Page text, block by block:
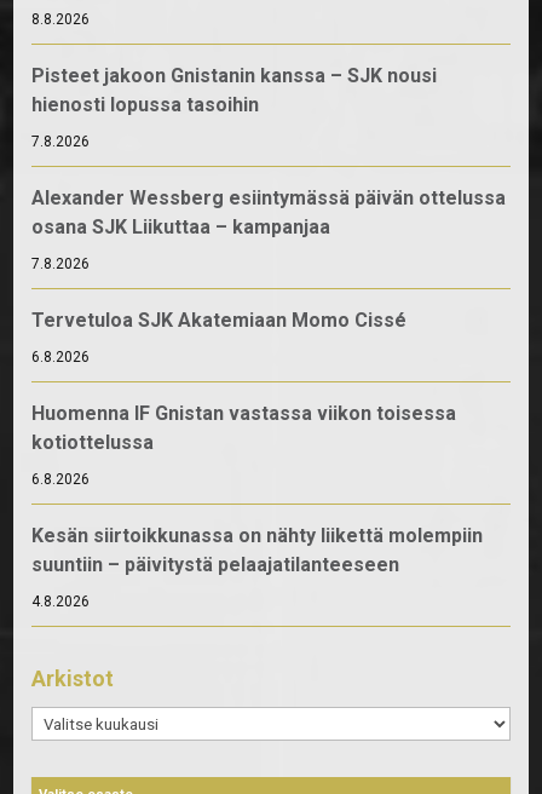
8.8.2026
Pisteet jakoon Gnistanin kanssa – SJK nousi
hienosti lopussa tasoihin
7.8.2026
Alexander Wessberg esiintymässä päivän ottelussa
osana SJK Liikuttaa – kampanjaa
7.8.2026
Tervetuloa SJK Akatemiaan Momo Cissé
6.8.2026
Huomenna IF Gnistan vastassa viikon toisessa
kotiottelussa
6.8.2026
Kesän siirtoikkunassa on nähty liikettä molempiin
suuntiin – päivitystä pelaajatilanteeseen
4.8.2026
Arkistot
Arkistot